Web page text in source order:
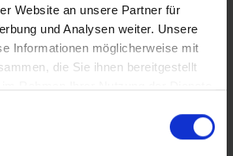
Website an unsere Partner für
und Analysen weiter. Unsere
Informationen möglicherweise mit
die Sie ihnen bereitgestellt
im Einstiegsbereich für Straße,
Gelände.
Semi-Slick-Profil für leichten Lauf